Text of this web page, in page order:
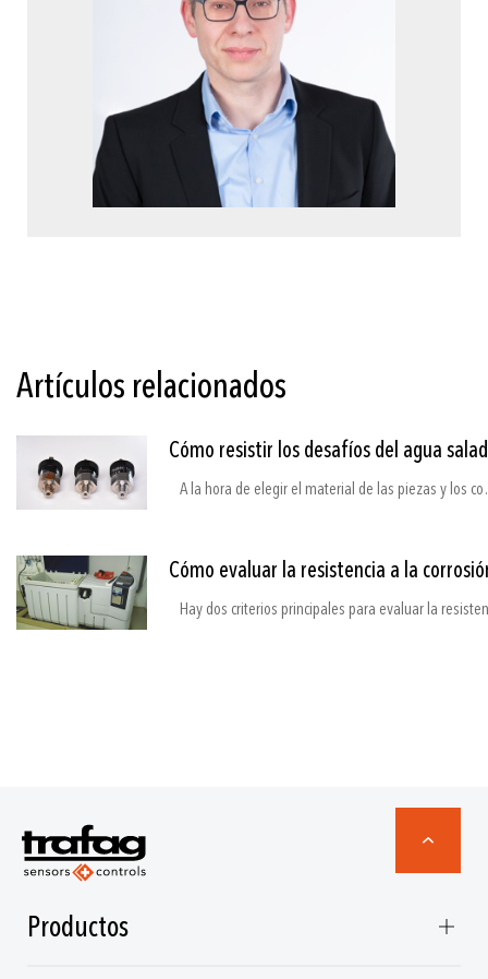
Artículos relacionados
Cómo resistir los desafíos del agua
A la hora de elegir el material de las piezas
Cómo evaluar la resistencia a la
Productos